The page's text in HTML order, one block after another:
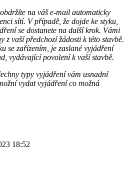
na váš e-mail automaticky
sítí. V případě, že dojde ke styku,
se dostanete na další krok. Vámi
z vaší předchozí žádosti k této stavbě.
se zařízením, je zaslané vyjádření
vydávající povolení k vaší stavbě.
typy vyjádření vám usnadní
vydat vyjádření co možná
18:52